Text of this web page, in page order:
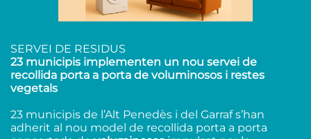
SERVEI DE RESIDUS
23 municipis implementen un nou servei de
recollida porta a porta de voluminosos i restes
vegetals
23 municipis de l’Alt Penedès i del Garraf s’han
adherit al nou model de recollida porta a porta